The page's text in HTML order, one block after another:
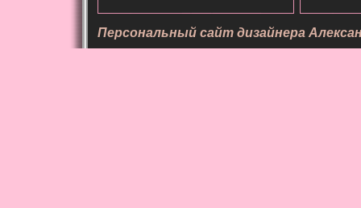
Персональный сайт дизайнера